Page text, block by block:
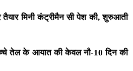
तैयार मिनी कंट्रीमैन सी पेश की, शुरुआती
तेल के आयात की केवल नौ-10 दिन की